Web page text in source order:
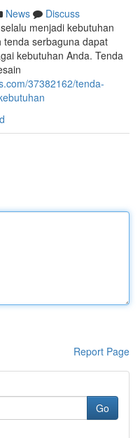
News
Discuss
menjadi kebutuhan
serbaguna dapat
kebutuhan Anda. Tenda
37382162/tenda-
Report Page
Go